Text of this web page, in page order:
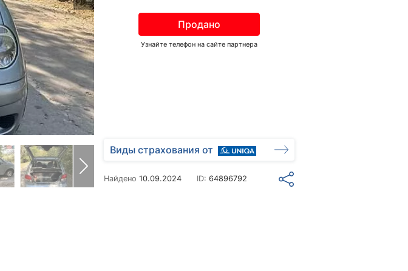
Продано
Узнайте телефон на сайте партнера
Виды страхования от
Найдено 10.09.2024 ID:64896792